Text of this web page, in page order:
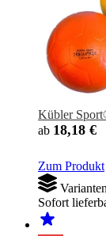
Kübler
ab 18,18 €
Zum Produkt
Sofort